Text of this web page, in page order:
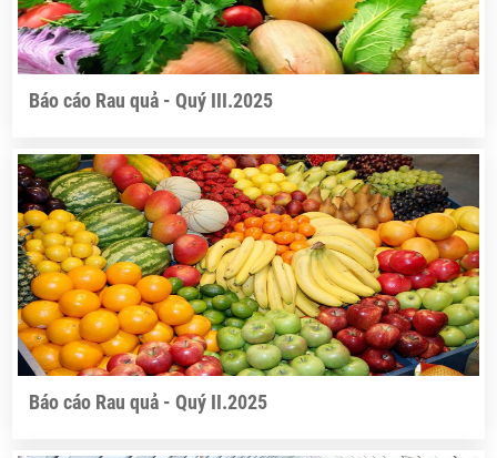
Báo cáo Rau quả - Quý III.2025
Báo cáo Rau quả - Quý II.2025